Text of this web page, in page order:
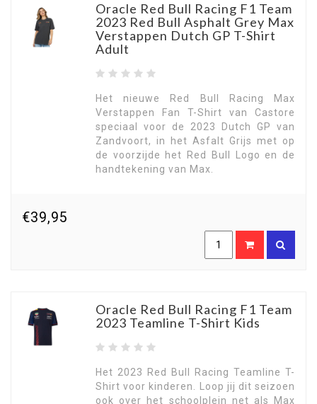
Oracle Red Bull Racing F1 Team
2023 Red Bull Asphalt Grey Max
Verstappen Dutch GP T-Shirt
Adult
Het nieuwe Red Bull Racing Max
Verstappen Fan T-Shirt van Castore
speciaal voor de 2023 Dutch GP van
Zandvoort, in het Asfalt Grijs met op
de voorzijde het Red Bull Logo en de
handtekening van Max.
€39,95
Oracle Red Bull Racing F1 Team
2023 Teamline T-Shirt Kids
Het 2023 Red Bull Racing Teamline T-
Shirt voor kinderen. Loop jij dit seizoen
ook over het schoolplein net als Max